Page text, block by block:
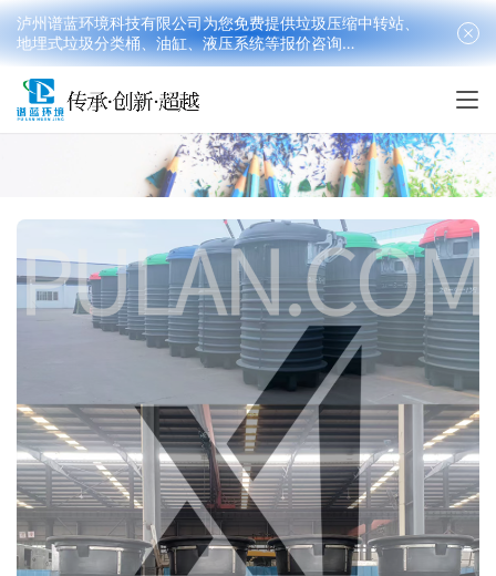
泸州谱蓝环境科技有限公司为您免费提供垃圾压缩中转站、
地埋式垃圾分类桶、油缸、液压系统等报价咨询
18090199016(韩先生）